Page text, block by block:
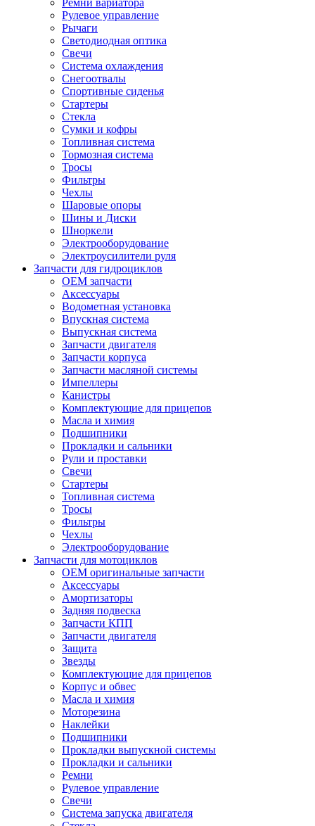
Рулевое управление
Рычаги
Светодиодная оптика
Свечи
Система охлаждения
Снегоотвалы
Спортивные сиденья
Стартеры
Стекла
Сумки и кофры
Топливная система
Тормозная система
Тросы
Фильтры
Чехлы
Шаровые опоры
Шины и Диски
Шноркели
Электрооборудование
Электроусилители руля
Запчасти для гидроциклов
OEM запчасти
Аксессуары
Водометная установка
Впускная система
Выпускная система
Запчасти двигателя
Запчасти корпуса
Запчасти масляной системы
Импеллеры
Канистры
Комплектующие для прицепов
Масла и химия
Подшипники
Прокладки и сальники
Рули и проставки
Свечи
Стартеры
Топливная система
Тросы
Фильтры
Чехлы
Электрооборудование
Запчасти для мотоциклов
OEM оригинальные запчасти
Аксессуары
Амортизаторы
Задняя подвеска
Запчасти КПП
Запчасти двигателя
Защита
Звезды
Комплектующие для прицепов
Корпус и обвес
Масла и химия
Моторезина
Наклейки
Подшипники
Прокладки выпускной системы
Прокладки и сальники
Ремни
Рулевое управление
Свечи
Система запуска двигателя